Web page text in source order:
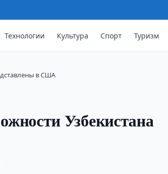
Технологии Культура Спорт Туризм
в США
Узбекистана